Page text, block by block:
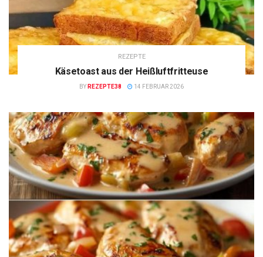
REZEPTE
Käsetoast aus der Heißluftfritteuse
BY REZEPTE38 14 FEBRUAR 2026